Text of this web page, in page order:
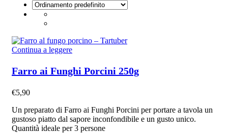
Continua a leggere
Farro ai Funghi Porcini 250g
€5,90
Un preparato di Farro ai Funghi Porcini per portare a tavola un
gustoso piatto dal sapore inconfondibile e un gusto unico.
Quantità ideale per 3 persone